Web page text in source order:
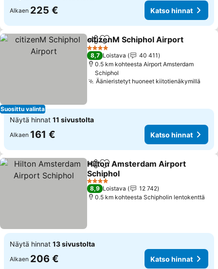
Alkaen 225 € Katso hinnat
Suosittu valinta
Jaa Lisää suosikkeihin
citizenM Schiphol Airport
4 Tähtiluokitus
8,7 Loistava
40 411
0.5 km kohteesta Airport Amsterdam
Schiphol
Äänieristetyt huoneet kiitotienäkymillä
Näytä hinnat 11 sivustolta
Alkaen 161 € Katso hinnat
Jaa Lisää suosikkeihin
Hilton Amsterdam Airport
Schiphol
Katso hinnat
4 Tähtiluokitus
8,9 Loistava
12 742
0.5 km kohteesta Schipholin lentokenttä
Näytä hinnat 13 sivustolta
Alkaen 206 € Katso hinnat